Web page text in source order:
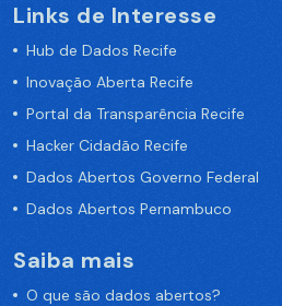
Links de Interesse
Hub de Dados Recife
Inovação Aberta Recife
Portal da Transparência Recife
Hacker Cidadão Recife
Dados Abertos Governo Federal
Dados Abertos Pernambuco
Saiba mais
O que são dados abertos?